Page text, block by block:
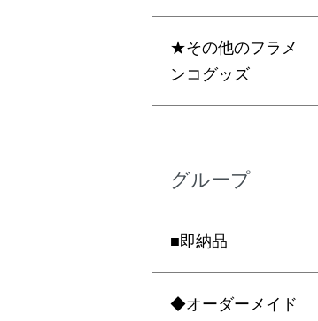
★その他のフラメ
ンコグッズ
グループ
■即納品
◆オーダーメイド